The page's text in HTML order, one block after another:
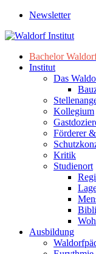
Newsletter
Bachelor
Institut
Das
Kollegium
Förderer
Kritik
Studienort
Ausbildung